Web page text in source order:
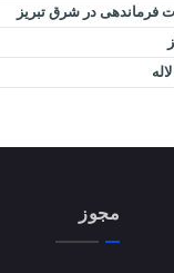
فرماندهی در شرق تبریز
مجوز